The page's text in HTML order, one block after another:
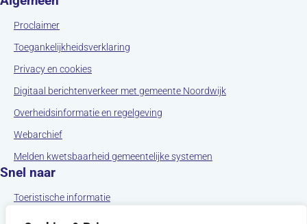
Proclaimer(opent in nieuw tabblad)
Toegankelijkheidsverklaring
Privacy en cookies(opent in nieuw tabblad)
Digitaal berichtenverkeer met gemeente Noordwijk(opent in nieuw
Overheidsinformatie en regelgeving
Webarchief(opent in nieuw tabblad)
Melden kwetsbaarheid gemeentelijke systemen
Snel naar
Toeristische informatie(opent in nieuw tabblad)
Noordwijk en social media